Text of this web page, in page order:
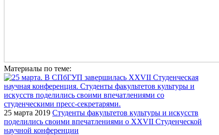
Материалы по теме:
25 марта 2019 Студенты факультетов культуры и искусств
поделились своими впечатлениями о XXVII Студенческой
научной конференции